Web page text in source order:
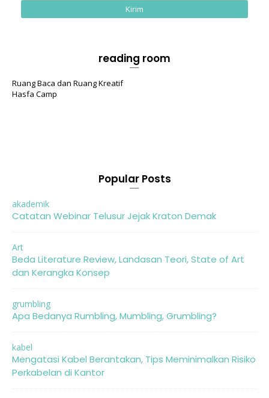
reading room
Ruang Baca dan Ruang Kreatif
Hasfa Camp
Popular Posts
akademik
Catatan Webinar Telusur Jejak Kraton Demak
Art
Beda Literature Review, Landasan Teori, State of Art
dan Kerangka Konsep
grumbling
Apa Bedanya Rumbling, Mumbling, Grumbling?
kabel
Mengatasi Kabel Berantakan, Tips Meminimalkan Risiko
Perkabelan di Kantor